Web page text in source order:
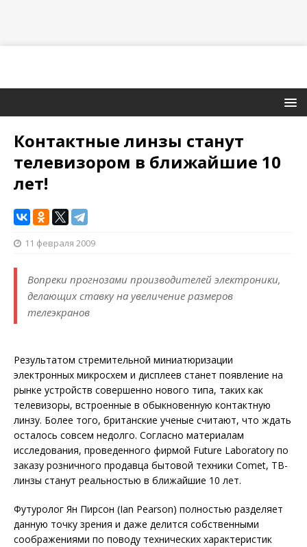
Контактные линзы станут
телевизором в ближайшие 10
лет!
11 февраля 2009
Вопреки прогнозами производителей электроники,
делающих ставку на увеличение размеров
телеэкранов
Результатом стремительной миниатюризации
электронных микросхем и дисплеев станет появление на
рынке устройств совершенно нового типа, таких как
телевизоры, встроенные в обыкновенную контактную
линзу. Более того, британские ученые считают, что ждать
осталось совсем недолго. Согласно материалам
исследования, проведенного фирмой Future Laboratory по
заказу розничного продавца бытовой техники Comet, ТВ-
линзы станут реальностью в ближайшие 10 лет.
Футуролог Ян Пирсон (Ian Pearson) полностью разделяет
данную точку зрения и даже делится собственными
соображениями по поводу технических характеристик